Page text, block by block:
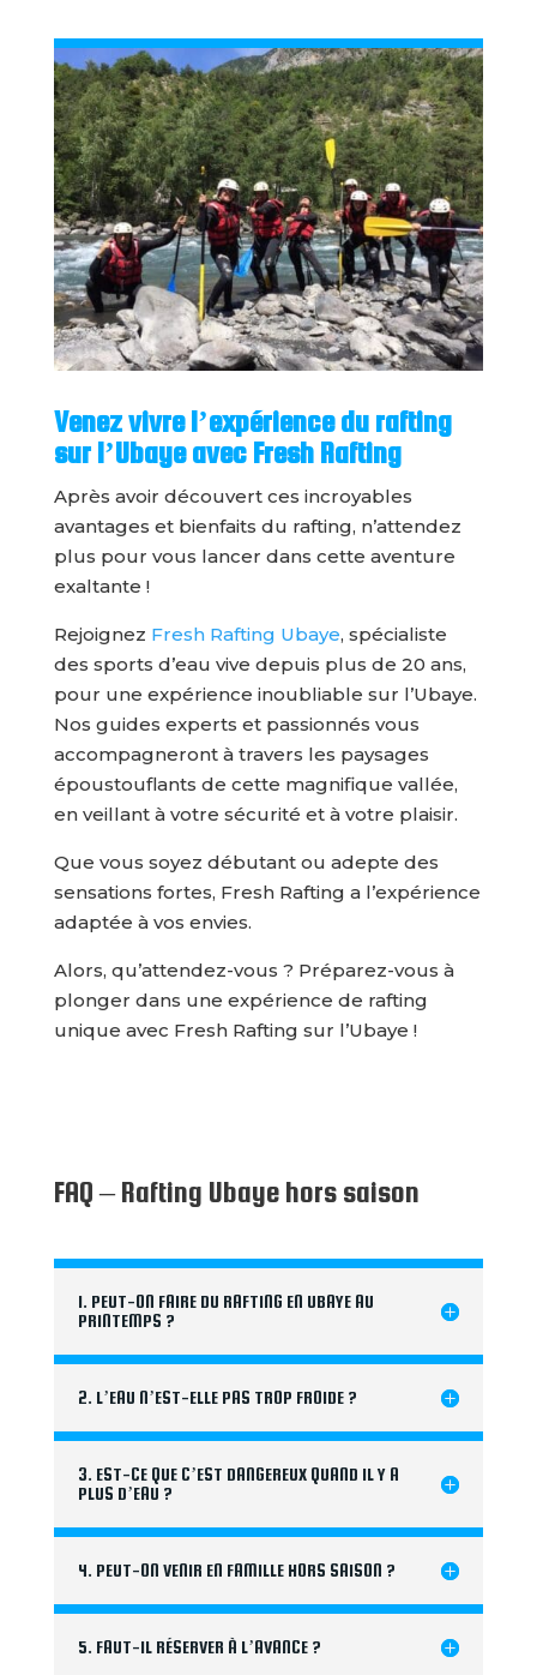
Venez vivre l’expérience du rafting
sur l’Ubaye avec Fresh Rafting
Après avoir découvert ces incroyables
avantages et bienfaits du rafting, n’attendez
plus pour vous lancer dans cette aventure
exaltante !
Rejoignez Fresh Rafting Ubaye, spécialiste
des sports d’eau vive depuis plus de 20 ans,
pour une expérience inoubliable sur l’Ubaye.
Nos guides experts et passionnés vous
accompagneront à travers les paysages
époustouflants de cette magnifique vallée,
en veillant à votre sécurité et à votre plaisir.
Que vous soyez débutant ou adepte des
sensations fortes, Fresh Rafting a l’expérience
adaptée à vos envies.
Alors, qu’attendez-vous ? Préparez-vous à
plonger dans une expérience de rafting
unique avec Fresh Rafting sur l’Ubaye !
FAQ – Rafting Ubaye hors saison
1. PEUT-ON FAIRE DU RAFTING EN UBAYE AU
PRINTEMPS ?
2. L’EAU N’EST-ELLE PAS TROP FROIDE ?
3. EST-CE QUE C’EST DANGEREUX QUAND IL Y A
PLUS D’EAU ?
4. PEUT-ON VENIR EN FAMILLE HORS SAISON ?
5. FAUT-IL RÉSERVER À L’AVANCE ?